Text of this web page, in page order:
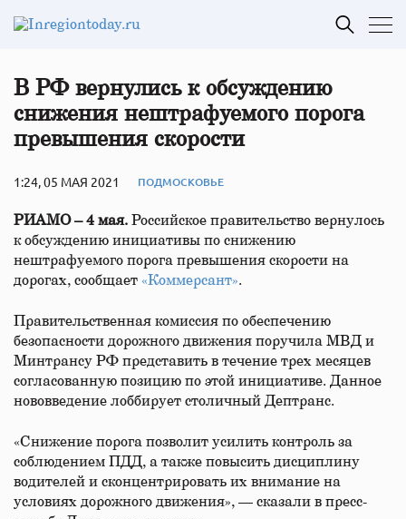
В РФ вернулись к обсуждению
снижения нештрафуемого порога
превышения скорости
1:24, 05 МАЯ 2021 ПОДМОСКОВЬЕ
РИАМО – 4 мая. Российское правительство вернулось
к обсуждению инициативы по снижению
нештрафуемого порога превышения скорости на
дорогах, сообщает «Коммерсант».
Правительственная комиссия по обеспечению
безопасности дорожного движения поручила МВД и
Минтрансу РФ представить в течение трех месяцев
согласованную позицию по этой инициативе. Данное
нововведение лоббирует столичный Дептранс.
«Снижение порога позволит усилить контроль за
соблюдением ПДД, а также повысить дисциплину
водителей и сконцентрировать их внимание на
условиях дорожного движения», — сказали в пресс-